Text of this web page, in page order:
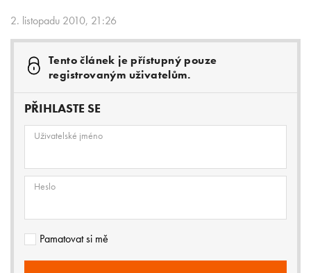
2. listopadu 2010, 21:26
Tento článek je přístupný pouze
registrovaným uživatelům.
PŘIHLASTE SE
Uživatelské jméno
Heslo
Pamatovat si mě